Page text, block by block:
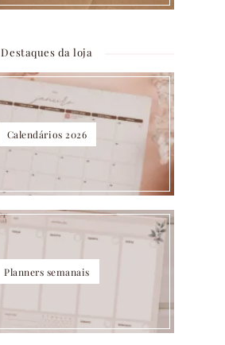
Destaques da loja
Calendários 2026
Planners semanais